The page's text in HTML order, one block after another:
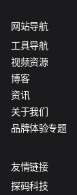
网站导航
工具导航
视频资源
博客
资讯
关于我们
品牌体验专题
友情链接
探码科技